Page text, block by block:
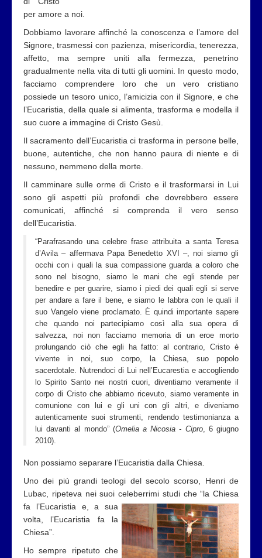
per amore a noi.
Dobbiamo lavorare affinché la conoscenza e l’amore del
Signore, trasmessi con pazienza, misericordia, tenerezza,
affetto, ma sempre uniti alla fermezza, penetrino
gradualmente nella vita di tutti gli uomini. In questo modo,
facciamo comprendere loro che un vero cristiano
possiede un tesoro unico, l’amicizia con il Signore, e che
l’Eucaristia, della quale si alimenta, trasforma e modella il
suo cuore a immagine di Cristo Gesù.
Il sacramento dell’Eucaristia ci trasforma in persone belle,
buone, autentiche, che non hanno paura di niente e di
nessuno, nemmeno della morte.
Il camminare sulle orme di Cristo e il trasformarsi in Lui
sono gli aspetti più profondi che dovrebbero essere
comunicati, affinché si comprenda il vero senso
dell’Eucaristia.
“Parafrasando una celebre frase attribuita a santa Teresa
d’Avila – affermava Papa Benedetto XVI –, noi siamo gli
occhi con i quali la sua compassione guarda a coloro che
sono nel bisogno, siamo le mani che egli stende per
benedire e per guarire, siamo i piedi dei quali egli si serve
per andare a fare il bene, e siamo le labbra con le quali il
suo Vangelo viene proclamato. È quindi importante sapere
che quando noi partecipiamo così alla sua opera di
salvezza, noi non facciamo memoria di un eroe morto
prolungando ciò che egli ha fatto: al contrario, Cristo è
vivente in noi, suo corpo, la Chiesa, suo popolo
sacerdotale. Nutrendoci di Lui nell’Eucarestia e accogliendo
lo Spirito Santo nei nostri cuori, diventiamo veramente il
corpo di Cristo che abbiamo ricevuto, siamo veramente in
comunione con lui e gli uni con gli altri, e diveniamo
autenticamente suoi strumenti, rendendo testimonianza a
lui davanti al mondo” (Omelia a Nicosia - Cipro, 6 giugno
2010).
Non possiamo separare l’Eucaristia dalla Chiesa.
Uno dei più grandi teologi del secolo scorso, Henri de
Lubac, ripeteva nei suoi celeberrimi studi che “la Chiesa
fa l’Eucaristia e, a sua
volta, l’Eucaristia fa la
Chiesa”.
Ho sempre ripetuto che